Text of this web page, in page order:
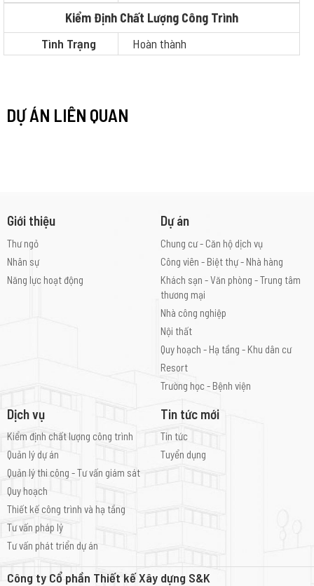
Kiểm Định Chất Lượng Công Trình
Tình Trạng
Hoàn thành
DỰ ÁN LIÊN QUAN
Giới thiệu
Thư ngỏ
Nhân sự
Năng lực hoạt động
Dự án
Chung cư - Căn hộ dịch vụ
Công viên - Biệt thự - Nhà hàng
Khách sạn - Văn phòng - Trung tâm
thương mại
Nhà công nghiệp
Nội thất
Quy hoạch - Hạ tầng - Khu dân cư
Resort
Trường học - Bệnh viện
Dịch vụ
Kiểm định chất lượng công trình
Quản lý dự án
Quản lý thi công - Tư vấn giám sát
Quy hoạch
Thiết kế công trình và hạ tầng
Tư vấn pháp lý
Tư vấn phát triển dự án
Tin tức mới
Tin tức
Tuyển dụng
Công ty Cổ phần Thiết kế Xây dựng S&K